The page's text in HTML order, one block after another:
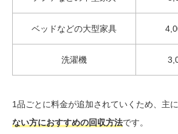
ベッドなどの大型家具
洗濯機
1品ごとに料金が追加されていくため、主に
ない方におすすめの回収方法です。